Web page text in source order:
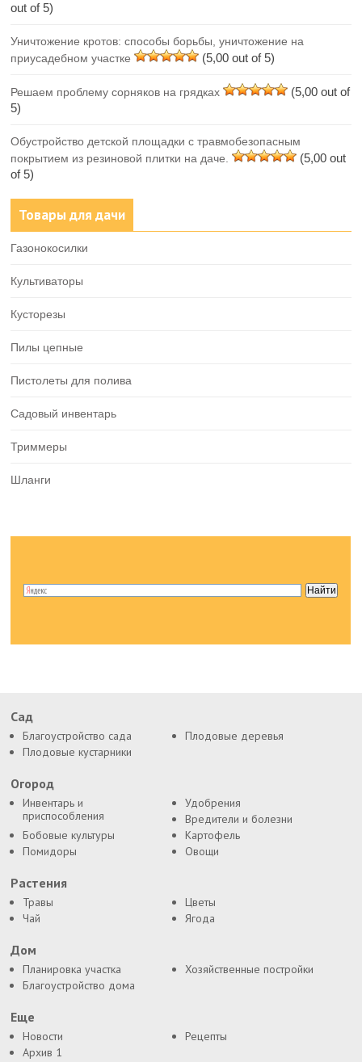
out of 5)
Уничтожение кротов: способы борьбы, уничтожение на
приусадебном участке
(5,00 out of 5)
Решаем проблему сорняков на грядках
(5,00 out of
5)
Обустройство детской площадки с травмобезопасным
покрытием из резиновой плитки на даче.
(5,00 out
of 5)
Товары для дачи
Газонокосилки
Культиваторы
Кусторезы
Пилы цепные
Пистолеты для полива
Садовый инвентарь
Триммеры
Шланги
Сад
Благоустройство сада
Плодовые деревья
Плодовые кустарники
Огород
Инвентарь и
приспособления
Удобрения
Вредители и болезни
Бобовые культуры
Картофель
Помидоры
Овощи
Растения
Травы
Цветы
Чай
Ягода
Дом
Планировка участка
Хозяйственные постройки
Благоустройство дома
Еще
Новости
Рецепты
Архив 1